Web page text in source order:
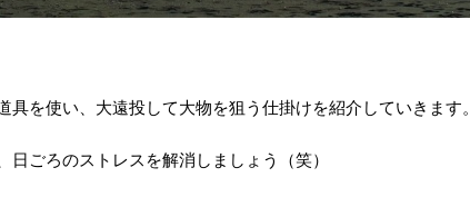
具を使い、大遠投して大物を狙う仕掛けを紹介していきます。
日ごろのストレスを解消しましょう（笑）